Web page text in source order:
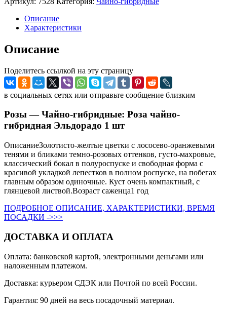
Описание
Характеристики
Описание
Поделитесь ссылкой на эту страницу
в социальных сетях или отправьте сообщение близким
Розы — Чайно-гибридные: Роза чайно-
гибридная Эльдорадо 1 шт
ОписаниеЗолотисто-желтые цветки с лососево-оранжевыми
тенями и бликами темно-розовых оттенков, густо-махровые,
классический бокал в полуроспуске и свободная форма с
красивой укладкой лепестков в полном роспуске, на побегах
главным образом одиночные. Куст очень компактный, с
глянцевой листвой.Возраст саженца1 год
ПОДРОБНОЕ ОПИСАНИЕ, ХАРАКТЕРИСТИКИ, ВРЕМЯ
ПОСАДКИ ->>>
ДОСТАВКА И ОПЛАТА
Оплата: банковской картой, электронными деньгами или
наложенным платежом.
Доставка: курьером СДЭК или Почтой по всей России.
Гарантия: 90 дней на весь посадочный материал.